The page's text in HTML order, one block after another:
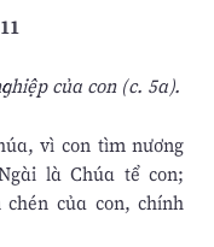
của con (c. 5a).
vì con tìm nương
là Chúa tể con;
của con, chính